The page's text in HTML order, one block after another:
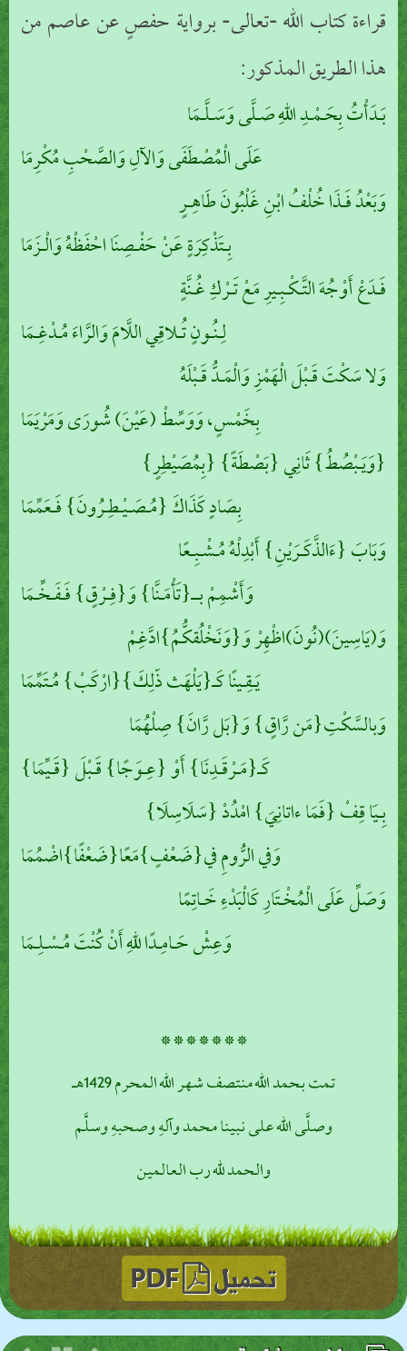
قراءة كتاب الله -تعالى- برواية حفصٍ عن عاصم من
هذا الطريق المذكور:
بَـدَأْتُ بِحَـمْـدِ اللهِ صَـلَّى وَسَـلَّـمَا
عَلَى الْمُصْطَفَى وَالآلِ وَالصَّحْبِ مُكْرِمَا
وَبَعْدُ فَـذَا خُلْفُ ابْنِ غَلْبُونَ طَاهِـرٍ
بِـتَذْكِرَةٍ عَنْ حَفْـصِنَا احْفَظْهُ وَالْـزَمَا
فَـدَعْ أَوْجُهَ التَّـكْـبِـيرِ مَعْ تَـرْكِ غُـنَّةٍ
لِـنُـونٍ تُـلاقِي اللَّامَ وَالرَّاءَ مُـدْغِـمَا
وَلا سَكْتَ قَـبْلَ الْهَمْزِ وَالْمَـدُّ قَـبْلَهُ
بِخَمْسٍ، وَوَسِّطْ (عَيْنَ) شُورَى وَمَرْيَمَا
{وَيَـبْصُطُ} ثَانِي {بَصْطَةً} {بِمُصَيْطِرٍ}
بِصَادٍ كَذَاكَ {مُـصَـيْـطِـرُونَ} فَـعَمِّمَا
وَبَابَ {ءَالذَّكَـرَيْنِ} أَبْدِلْهُ مُـشْـبِـعًا
وَأَشْمِمْ بــ{تَأْمَـنَّا} وَ{فِـرْقٍ} فَـفَـخِّـمَا
وَ(يَاسِينَ)(نُونَ)اظْهِرْ وَ{وَنَخْلُقكُّمُ}ادَّغِمْ
يَـقِـينًا كَـ{يَلْهَث ذّلِكَ}{ارْكَبْ} مُـتَمِّمَا
وَبالسَّكْتِ{مَن رَّاقٍ} وَ{بَل رَّانَ} صِلْهُمَا
كَـ{مَـرْقَـدِنَا} أَوْ {عِـوَجًا} قَـبْلَ {قَـيِّمَا}
بِـيَا قِفْ {فَمَا ءاتانِيَ} امْدُدْ {سَلَاسِلَا}
وَفي الرُّومِ في{ضَعْفٍ}مَعًا{ضَعْفًا}اضْمُمَا
وَصَلِّ عَلَى الْمُخْـتَارِ كَالْبَدْءِ خَـاتِمًا
وَعِشْ حَـامِـدًا للهِ أَنْ كُنْتَ مُـسْـلِـمَا
* * * * * * *
تمت بحمد الله منتصف شهر الله المحرم 1429هـ
وصلَّى الله على نبينا محمد وآلهِ وصحبهِ وسلَّم
والحمد لله رب العالمين
تحميل PDF